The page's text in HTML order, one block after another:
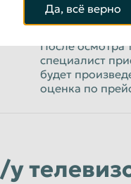
ПРОЙТИ
После осмотра
специалист
будет
оценка по
у
Да, всё верно